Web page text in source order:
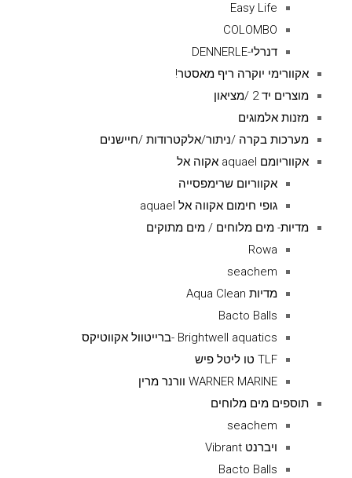
Easy Life
COLOMBO
דנרלי-DENNERLE
אקוורימי יוקרה ריף מאסטר!
מוצרים יד 2 /מציאון
מזנות אלמוגים
מערכות בקרה /ניתור/אלקטרודות /חיישנים
אקווריומם aquael אקוה אל
אקווריום שרימפסייה
גופי חימום אקווה אל aquael
מדיות- מים מלוחים / מים מתוקים
Rowa
seachem
מדיות Aqua Clean
Bacto Balls
Brightwell aquatics -ברייטוול אקווטיקס
TLF טו ליטל פיש
WARNER MARINE וורנר מרין
תוספים מים מלוחים
seachem
ויברנט Vibrant
Bacto Balls